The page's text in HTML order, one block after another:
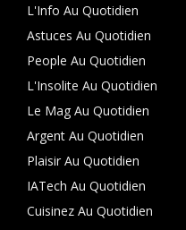
L'Info Au Quotidien
Astuces Au Quotidien
People Au Quotidien
L'Insolite Au Quotidien
Le Mag Au Quotidien
Argent Au Quotidien
Plaisir Au Quotidien
IATech Au Quotidien
Cuisinez Au Quotidien